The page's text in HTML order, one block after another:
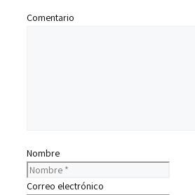
Comentario
Nombre
Correo electrónico